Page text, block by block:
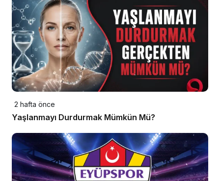
2 hafta önce
Yaşlanmayı Durdurmak Mümkün Mü?